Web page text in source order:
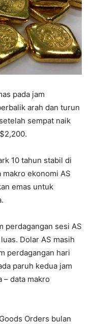
pada jam
arah dan turun
sempat naik
10 tahun stabil di
ekonomi AS
emas untuk
perdagangan sesi AS
Dolar AS masih
perdagangan hari
paruh kedua jam
– data makro
Orders bulan